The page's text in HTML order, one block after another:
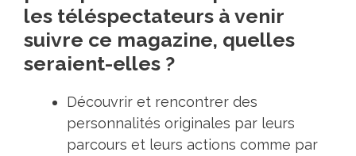
les téléspectateurs à venir
suivre ce magazine, quelles
seraient-elles ?
Découvrir et rencontrer des
personnalités originales par leurs
parcours et leurs actions comme par